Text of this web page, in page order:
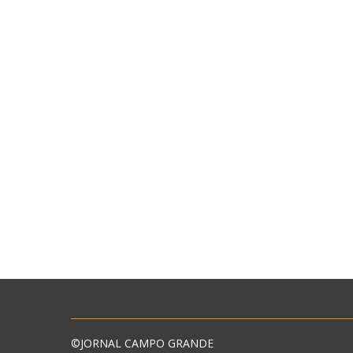
©JORNAL CAMPO GRANDE